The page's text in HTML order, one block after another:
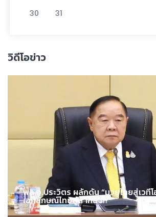
30 31
วิดีโอข่าว
พล.อ.ประวิตร ผลักดัน “มวยไทยสู่เวที
เอกลักษณ์ไทยสู่สากล !!!